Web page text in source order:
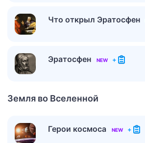
Что открыл Эратосфен
Эратосфен NEW +
Земля во Вселенной
Герои космоса NEW +